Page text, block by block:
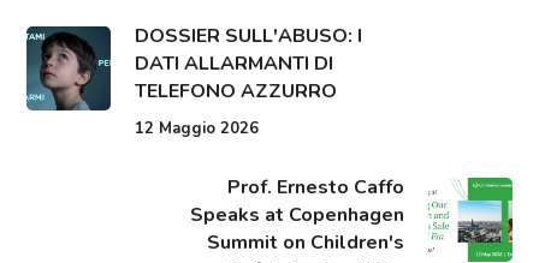
DOSSIER SULL'ABUSO: I
DATI ALLARMANTI DI
TELEFONO AZZURRO
12 Maggio 2026
Prof. Ernesto Caffo
Speaks at Copenhagen
Summit on Children's